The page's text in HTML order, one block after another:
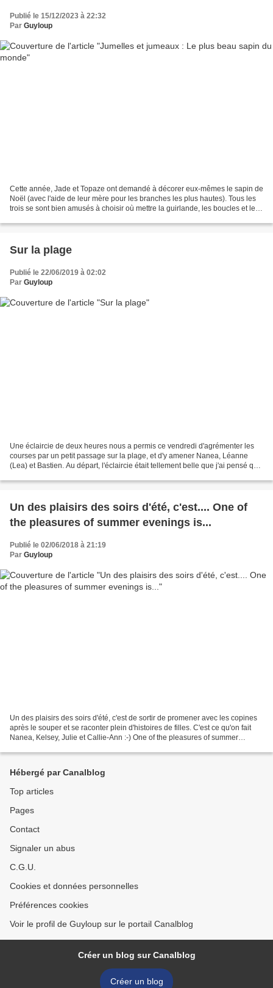
Publié le 15/12/2023 à 22:32
Par Guyloup
Cette année, Jade et Topaze ont demandé à décorer eux-mêmes le sapin de
Noël (avec l'aide de leur mère pour les branches les plus hautes). Tous les
trois se sont bien amusés à choisir où mettre la guirlande, les boucles et les
Sur la plage
Publié le 22/06/2019 à 02:02
Par Guyloup
Une éclaircie de deux heures nous a permis ce vendredi d'agrémenter les
courses par un petit passage sur la plage, et d'y amener Nanea, Léanne
(Lea) et Bastien. Au départ, l'éclaircie était tellement belle que j'ai pensé que
Un des plaisirs des soirs d'été, c'est.... One of
the pleasures of summer evenings is...
Publié le 02/06/2018 à 21:19
Par Guyloup
Un des plaisirs des soirs d'été, c'est de sortir de promener avec les copines
après le souper et se raconter plein d'histoires de filles. C'est ce qu'on fait
Nanea, Kelsey, Julie et Callie-Ann :-) One of the pleasures of summer
Hébergé par Canalblog
Top articles
Pages
Contact
Signaler un abus
C.G.U.
Cookies et données personnelles
Préférences cookies
Voir le profil de Guyloup sur le portail Canalblog
Créer un blog sur Canalblog
Créer un blog